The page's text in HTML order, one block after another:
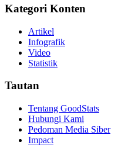
Kategori Konten
Artikel
Infografik
Video
Statistik
Tautan
Tentang GoodStats
Hubungi Kami
Pedoman Media Siber
Impact